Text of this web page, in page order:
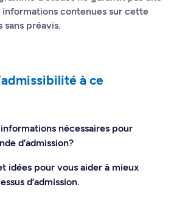
informations contenues sur cette
sans préavis.
à ce
nécessaires pour
d’admission?
idées pour vous aider à mieux
d’admission.